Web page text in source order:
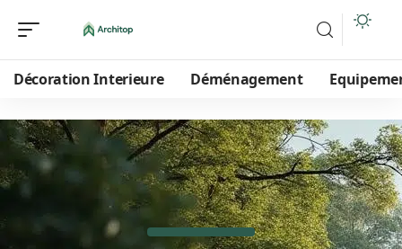
Décoration Interieure Déménagement